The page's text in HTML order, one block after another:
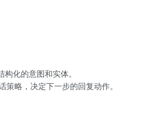
构化的意图和实体。
策略，决定下一步的回复动作。